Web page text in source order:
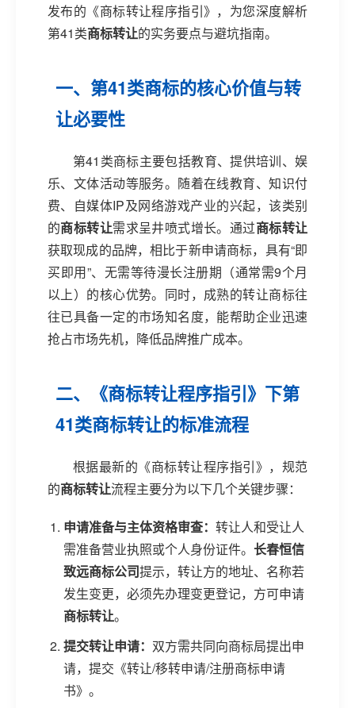
发布的《商标转让程序指引》，为您深度解析
第41类商标转让的实务要点与避坑指南。
一、第41类商标的核心价值与转
让必要性
第41类商标主要包括教育、提供培训、娱
乐、文体活动等服务。随着在线教育、知识付
费、自媒体IP及网络游戏产业的兴起，该类别
的商标转让需求呈井喷式增长。通过商标转让
获取现成的品牌，相比于新申请商标，具有“即
买即用”、无需等待漫长注册期（通常需9个月
以上）的核心优势。同时，成熟的转让商标往
往已具备一定的市场知名度，能帮助企业迅速
抢占市场先机，降低品牌推广成本。
二、《商标转让程序指引》下第
41类商标转让的标准流程
根据最新的《商标转让程序指引》，规范
的商标转让流程主要分为以下几个关键步骤：
申请准备与主体资格审查： 转让人和受让人
需准备营业执照或个人身份证件。 长春恒信
致远商标公司提示，转让方的地址、名称若
发生变更，必须先办理变更登记，方可申请
商标转让。
提交转让申请： 双方需共同向商标局提出申
请，提交《转让/移转申请/注册商标申请
书》。